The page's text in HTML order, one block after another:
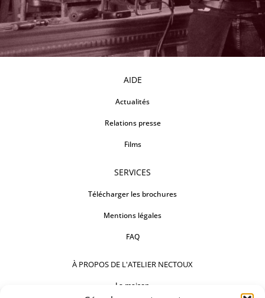
AIDE
Actualités
Relations presse
Films
SERVICES
Télécharger les brochures
Mentions légales
FAQ
À PROPOS DE L'ATELIER NECTOUX
La maison